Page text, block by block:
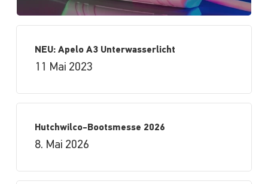
NEU: Apelo A3 Unterwasserlicht
11 Mai 2023
Hutchwilco-Bootsmesse 2026
8. Mai 2026